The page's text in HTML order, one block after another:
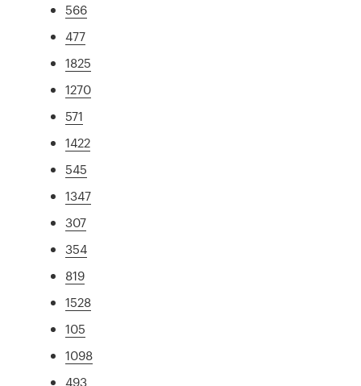
566
477
1825
1270
571
1422
545
1347
307
354
819
1528
105
1098
493